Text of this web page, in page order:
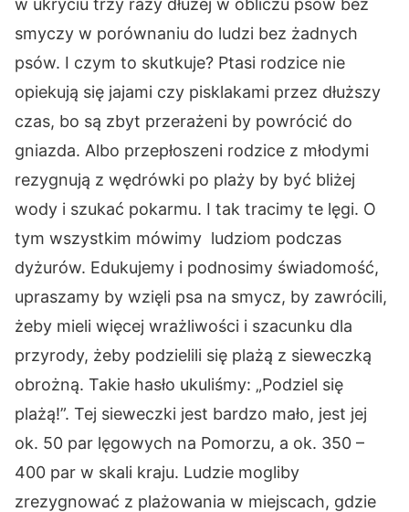
w ukryciu trzy razy dłużej w obliczu psów bez
smyczy w porównaniu do ludzi bez żadnych
psów. I czym to skutkuje? Ptasi rodzice nie
opiekują się jajami czy pisklakami przez dłuższy
czas, bo są zbyt przerażeni by powrócić do
gniazda. Albo przepłoszeni rodzice z młodymi
rezygnują z wędrówki po plaży by być bliżej
wody i szukać pokarmu. I tak tracimy te lęgi. O
tym wszystkim mówimy ludziom podczas
dyżurów. Edukujemy i podnosimy świadomość,
upraszamy by wzięli psa na smycz, by zawrócili,
żeby mieli więcej wrażliwości i szacunku dla
przyrody, żeby podzielili się plażą z sieweczką
obrożną. Takie hasło ukuliśmy: „Podziel się
plażą!”. Tej sieweczki jest bardzo mało, jest jej
ok. 50 par lęgowych na Pomorzu, a ok. 350 –
400 par w skali kraju. Ludzie mogliby
zrezygnować z plażowania w miejscach, gdzie